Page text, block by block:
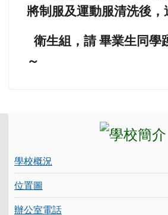
將制服及運動服清洗後，
衛生組，請 畢業生同學
～
學校概況
位置圖
辦公室電話